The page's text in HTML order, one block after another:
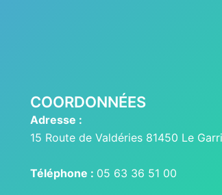
COORDONNÉES
Adresse :
15 Route de Valdéries 81450 Le
Téléphone : 05 63 36 51 00